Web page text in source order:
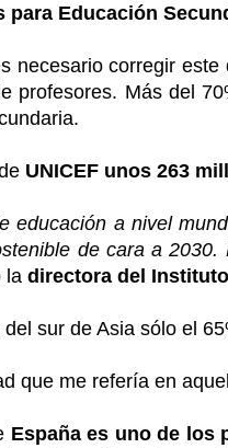
para Educación
necesario corregir
profesores. Más del
UNICEF unos 263
educación a nivel
de cara a
la directora del
sur de Asia sólo el
que me refería en
España es uno de los